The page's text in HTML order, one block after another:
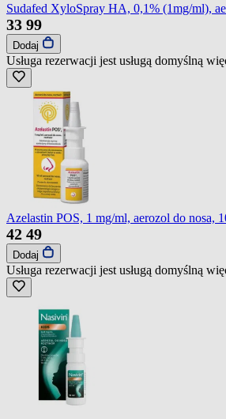
Sudafed XyloSpray HA, 0,1% (1mg/ml),
33 99
Dodaj
Usługa rezerwacji jest usługą domyślną
Azelastin POS, 1 mg/ml, aerozol do nosa,
42 49
Dodaj
Usługa rezerwacji jest usługą domyślną